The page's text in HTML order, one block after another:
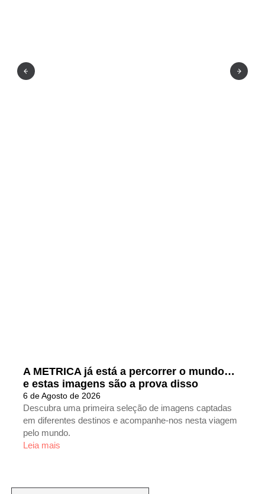
A METRICA já está a percorrer o mundo…
e estas imagens são a prova disso
6 de Agosto de 2026
Descubra uma primeira seleção de imagens captadas
em diferentes destinos e acompanhe-nos nesta viagem
pelo mundo.
Leia mais